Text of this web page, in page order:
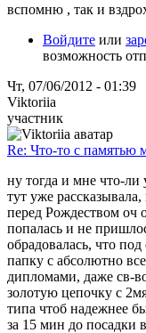
вспомню , так и
Войдите или
возможность
Чт, 07/06/2012 - 01:39
Viktoriia
участник
Re: Что-то с памятью
ну тогда и мне что-ли
тут уже
перед Рождеством оч
попалась и не
обрадовалась, что
папку с абсолютно
дипломами, даже св-
золотую цепочку с
типа чтоб надежнее
за 15 мин до посадки